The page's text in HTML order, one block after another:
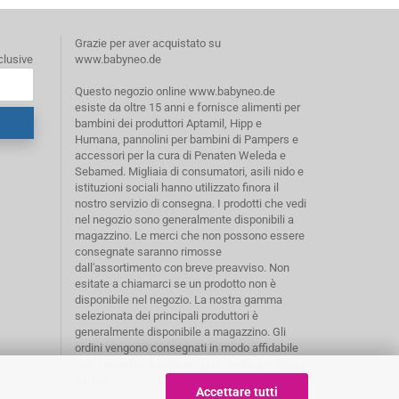
Accettare tutti
Grazie per aver acquistato su
www.babyneo.de
Questo negozio online www.babyneo.de
esiste da oltre 15 anni e fornisce alimenti per
bambini dei produttori Aptamil, Hipp e
Humana, pannolini per bambini di Pampers e
accessori per la cura di Penaten Weleda e
Sebamed. Migliaia di consumatori, asili nido e
istituzioni sociali hanno utilizzato finora il
nostro servizio di consegna. I prodotti che vedi
nel negozio sono generalmente disponibili a
magazzino. Le merci che non possono essere
consegnate saranno rimosse
dall'assortimento con breve preavviso. Non
esitate a chiamarci se un prodotto non è
disponibile nel negozio. La nostra gamma
selezionata dei principali produttori è
generalmente disponibile a magazzino. Gli
ordini vengono consegnati in modo affidabile